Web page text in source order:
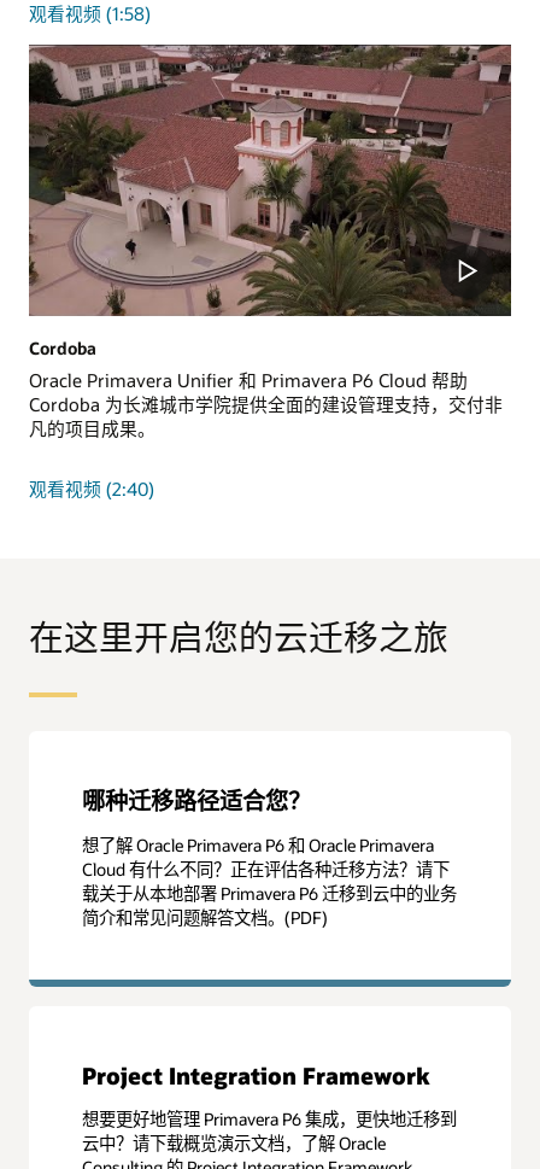
观看视频 (1:58)
Cordoba
Oracle Primavera Unifier 和 Primavera P6 Cloud 帮助
Cordoba 为长滩城市学院提供全面的建设管理支持，交付非
凡的项目成果。
观看视频 (2:40)
在这里开启您的云迁移之旅
哪种迁移路径适合您？
想了解 Oracle Primavera P6 和 Oracle Primavera
Cloud 有什么不同？正在评估各种迁移方法？请下
载关于从本地部署 Primavera P6 迁移到云中的业务
简介和常见问题解答文档。(PDF)
Project Integration Framework
想要更好地管理 Primavera P6 集成，更快地迁移到
云中？请下载概览演示文档，了解 Oracle